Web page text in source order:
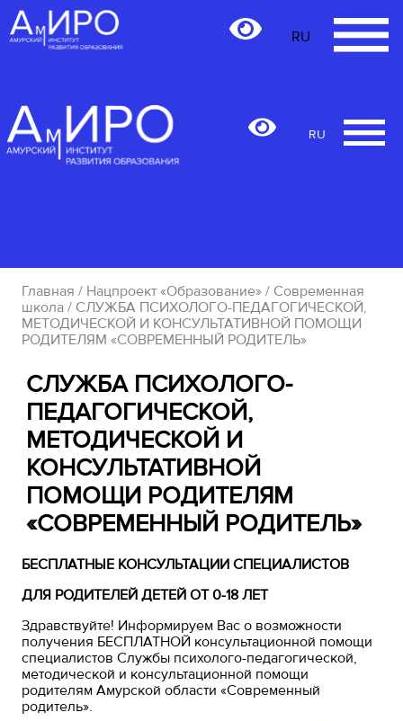
RU
RU
Главная / Нацпроект «Образование» / Современная
школа / СЛУЖБА ПСИХОЛОГО-ПЕДАГОГИЧЕСКОЙ,
МЕТОДИЧЕСКОЙ И КОНСУЛЬТАТИВНОЙ ПОМОЩИ
РОДИТЕЛЯМ «СОВРЕМЕННЫЙ РОДИТЕЛЬ»
СЛУЖБА ПСИХОЛОГО-
ПЕДАГОГИЧЕСКОЙ,
МЕТОДИЧЕСКОЙ И
КОНСУЛЬТАТИВНОЙ
ПОМОЩИ РОДИТЕЛЯМ
«СОВРЕМЕННЫЙ РОДИТЕЛЬ»
БЕСПЛАТНЫЕ КОНСУЛЬТАЦИИ СПЕЦИАЛИСТОВ
ДЛЯ РОДИТЕЛЕЙ ДЕТЕЙ ОТ 0-18 ЛЕТ
Здравствуйте! Информируем Вас о возможности
получения БЕСПЛАТНОЙ консультационной помощи
специалистов Службы психолого-педагогической,
методической и консультационной помощи
родителям Амурской области «Современный
родитель».